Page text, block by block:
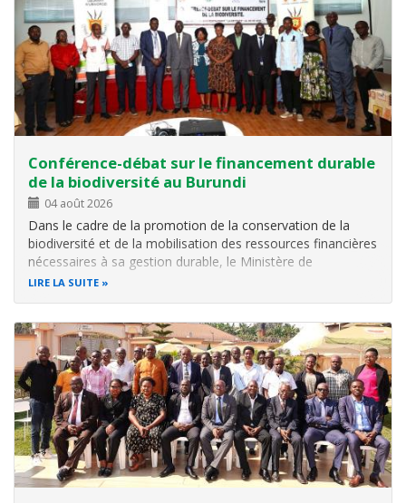
Conférence-débat sur le financement durable
de la biodiversité au Burundi
04 août 2026
Dans le cadre de la promotion de la conservation de la
biodiversité et de la mobilisation des ressources financières
nécessaires à sa gestion durable, le Ministère de
l’Environnement, de l’Agriculture et de l’Élevage, à travers
LIRE LA SUITE